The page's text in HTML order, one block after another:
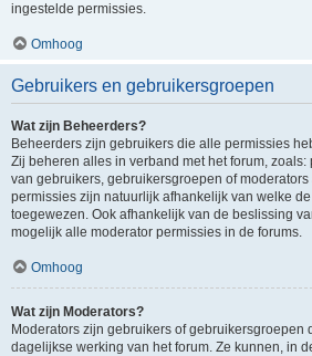
ingestelde permissies.
Omhoog
Gebruikers en gebruikersgroepen
Wat zijn Beheerders?
Beheerders zijn gebruikers die alle permissies
Zij beheren alles in verband met het forum,
van gebruikers, gebruikersgroepen of
permissies zijn natuurlijk afhankelijk van welke
toegewezen. Ook afhankelijk van de beslissing
mogelijk alle moderator permissies in de forums.
Omhoog
Wat zijn Moderators?
Moderators zijn gebruikers of gebruikersgroepen
dagelijkse werking van het forum. Ze kunnen, in